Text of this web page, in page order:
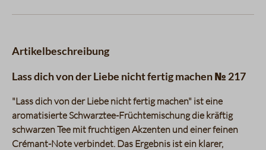
Artikelbeschreibung
Lass dich von der Liebe nicht fertig machen № 217
"Lass dich von der Liebe nicht fertig machen" ist eine
aromatisierte Schwarztee-Früchtemischung die kräftig
schwarzen Tee mit fruchtigen Akzenten und einer feinen
Crémant-Note verbindet. Das Ergebnis ist ein klarer,